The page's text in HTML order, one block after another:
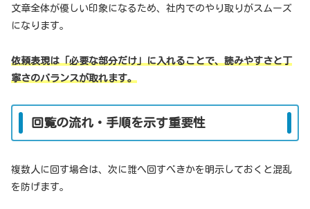
文章全体が優しい印象になるため、社内でのやり取りがスムーズ
になります。
依頼表現は「必要な部分だけ」に入れることで、読みやすさと丁
寧さのバランスが取れます。
回覧の流れ・手順を示す重要性
複数人に回す場合は、次に誰へ回すべきかを明示しておくと混乱
を防げます。